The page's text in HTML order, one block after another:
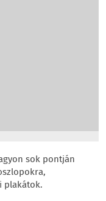
sok pontján
plakátok.